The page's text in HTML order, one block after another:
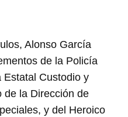
Alonso García
de la Policía
Estatal Custodio y
de la Dirección de
y del Heroico